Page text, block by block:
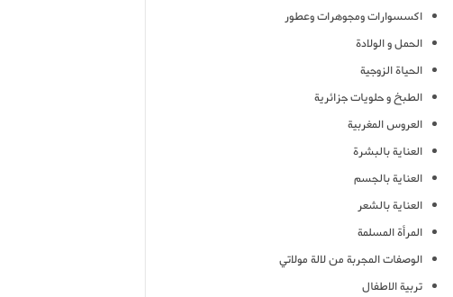
اكسسوارات ومجوهرات وعطور
الحمل و الولادة
الحياة الزوجية
الطبخ و حلويات جزائرية
العروس المغربية
العناية بالبشرة
العناية بالجسم
العناية بالشعر
المرأة المسلمة
الوصفات المجربة من لالة مولاتي
تربية الاطفال